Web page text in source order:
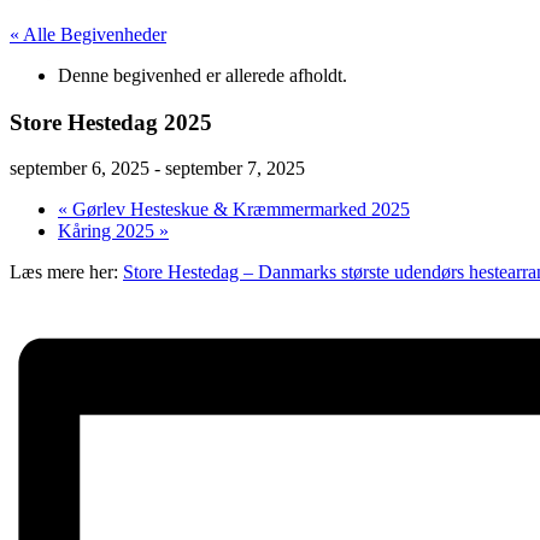
« Alle Begivenheder
Denne begivenhed er allerede afholdt.
Store Hestedag 2025
september 6, 2025 - september 7, 2025
« Gørlev Hesteskue & Kræmmermarked 2025
Kåring 2025 »
Læs mere her: Store Hestedag – Danmarks største udendørs